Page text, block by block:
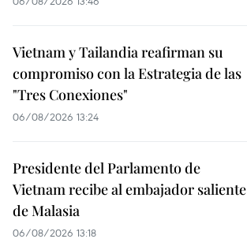
Vietnam y Tailandia reafirman su
compromiso con la Estrategia de las
"Tres Conexiones"
06/08/2026 13:24
Presidente del Parlamento de
Vietnam recibe al embajador saliente
de Malasia
06/08/2026 13:18